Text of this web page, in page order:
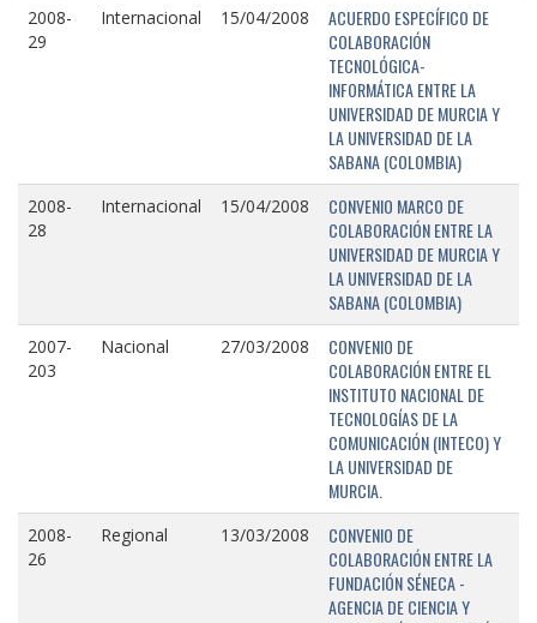
2008-
29
Internacional 15/04/2008
ACUERDO ESPECÍFICO DE
COLABORACIÓN
TECNOLÓGICA-
INFORMÁTICA ENTRE LA
UNIVERSIDAD DE MURCIA Y
LA UNIVERSIDAD DE LA
SABANA (COLOMBIA)
2008-
28
Internacional 15/04/2008
CONVENIO MARCO DE
COLABORACIÓN ENTRE LA
UNIVERSIDAD DE MURCIA Y
LA UNIVERSIDAD DE LA
SABANA (COLOMBIA)
2007-
203
Nacional 27/03/2008
CONVENIO DE
COLABORACIÓN ENTRE EL
INSTITUTO NACIONAL DE
TECNOLOGÍAS DE LA
COMUNICACIÓN (INTECO) Y
LA UNIVERSIDAD DE
MURCIA.
2008-
26
Regional 13/03/2008
CONVENIO DE
COLABORACIÓN ENTRE LA
FUNDACIÓN SÉNECA -
AGENCIA DE CIENCIA Y